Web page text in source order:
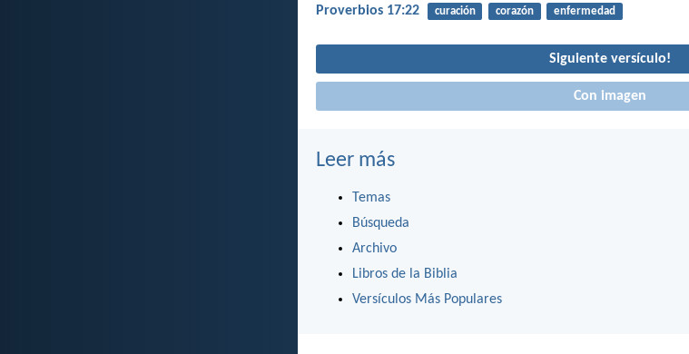
Proverbios 17:22 curación corazón enfermedad
Siguiente versículo!
Con imagen
Leer más
Temas
Búsqueda
Archivo
Libros de la Biblia
Versículos Más Populares